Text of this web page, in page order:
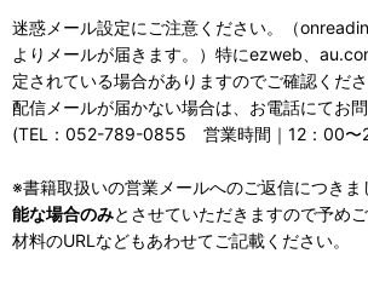
迷惑メール設定にご注意ください。（
よりメールが届きます。）特にezweb、
定されている場合がありますのでご確認くだ
配信メールが届かない場合は、お電話にてお問
(TEL：052-789-0855 営業時間｜12：00〜
※書籍取扱いの営業メールへのご返信につきま
能な場合のみとさせていただきますので予め
材料のURLなどもあわせてご記載ください。